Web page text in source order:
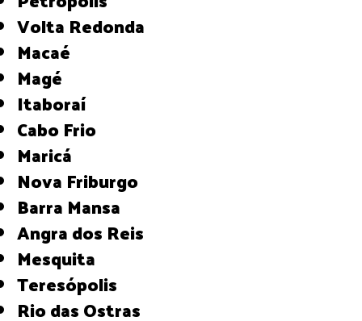
Volta Redonda
Macaé
Magé
Itaboraí
Cabo Frio
Maricá
Nova Friburgo
Barra Mansa
Angra dos Reis
Mesquita
Teresópolis
Rio das Ostras